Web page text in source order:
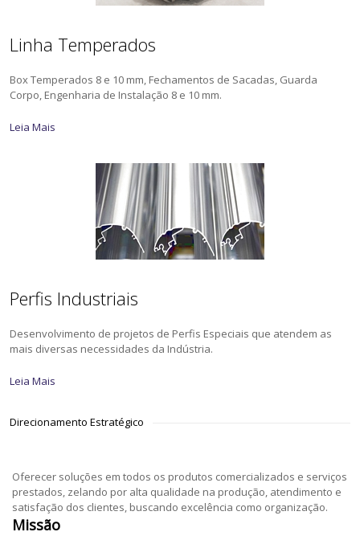
Linha Temperados
Box Temperados 8 e 10 mm, Fechamentos de Sacadas, Guarda
Corpo, Engenharia de Instalação 8 e 10 mm.
Leia Mais
Perfis Industriais
Desenvolvimento de projetos de Perfis Especiais que atendem as
mais diversas necessidades da Indústria.
Leia Mais
Direcionamento Estratégico
Oferecer soluções em todos os produtos comercializados e serviços
prestados, zelando por alta qualidade na produção, atendimento e
satisfação dos clientes, buscando excelência como organização.
Missão